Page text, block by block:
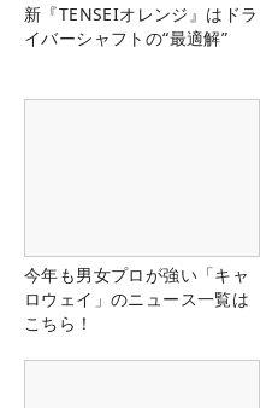
新『TENSEIオレンジ』はドラ
イバーシャフトの“最適解”
今年も男女プロが強い「キャ
ロウェイ」のニュース一覧は
こちら！